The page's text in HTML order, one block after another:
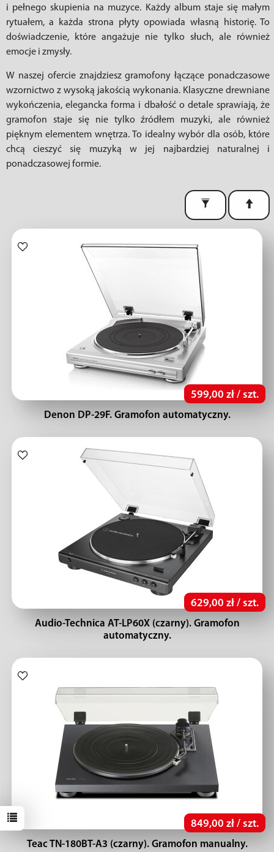
i pełnego skupienia na muzyce. Każdy album staje się małym
rytuałem, a każda strona płyty opowiada własną historię. To
doświadczenie, które angażuje nie tylko słuch, ale również
emocje i zmysły.
W naszej ofercie znajdziesz gramofony łączące ponadczasowe
wzornictwo z wysoką jakością wykonania. Klasyczne drewniane
wykończenia, elegancka forma i dbałość o detale sprawiają, że
gramofon staje się nie tylko źródłem muzyki, ale również
pięknym elementem wnętrza. To idealny wybór dla osób, które
chcą cieszyć się muzyką w jej najbardziej naturalnej i
ponadczasowej formie.
599,00 zł / szt.
Denon DP-29F. Gramofon automatyczny.
629,00 zł / szt.
Audio-Technica AT-LP60X (czarny). Gramofon
automatyczny.
849,00 zł / szt.
Teac TN-180BT-A3 (czarny). Gramofon manualny.